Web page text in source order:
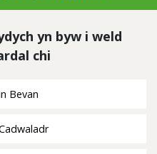
yn byw i weld
chi
Bevan